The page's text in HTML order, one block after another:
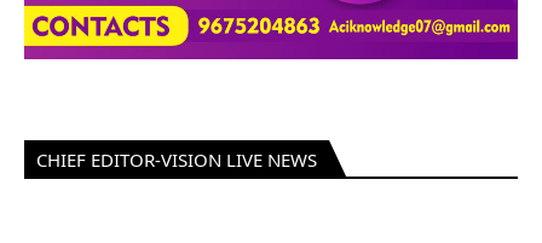
CHIEF EDITOR-VISION LIVE NEWS